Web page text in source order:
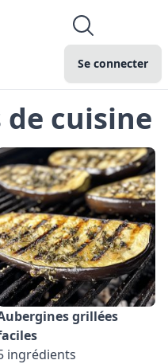
Se connecter
de cuisine
grillées
ingrédients